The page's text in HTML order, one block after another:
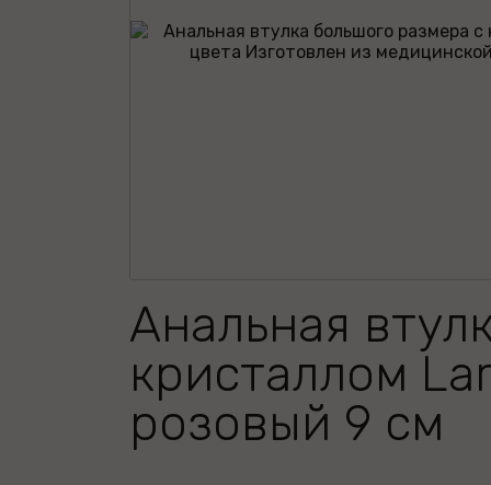
Анальная
кристаллом
розовый 9 см